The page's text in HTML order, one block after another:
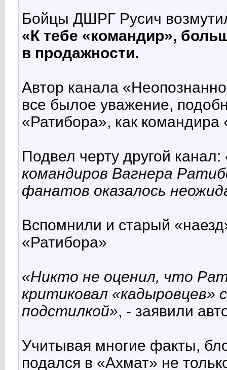
Бойцы ДШРГ Русич
«К тебе «командир»,
в продажности.
Автор канала
все былое уважение,
«Ратибора», как командира
Подвел черту другой канал:
командиров Вагнера
фанатов оказалось
Вспомнили и старый
«Ратибора»
«Никто не оценил, что
критиковал «кадыровцев»
подстилкой», - заявили
Учитывая многие факты,
подался в «Ахмат» не